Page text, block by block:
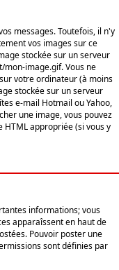
messages. Toutefois, il n'y
vos images sur ce
stockée sur un serveur
mon-image.gif. Vous ne
votre ordinateur (à moins
stockée sur un serveur
e-mail Hotmail ou Yahoo,
une image, vous pouvez
appropriée (si vous y
informations; vous
apparaîssent en haut de
Pouvoir poster une
sont définies par